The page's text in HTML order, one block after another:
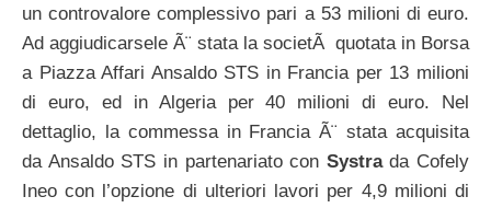
un controvalore complessivo pari a 53 milioni di euro.
Ad aggiudicarsele Ã¨ stata la societÃ quotata in Borsa
a Piazza Affari Ansaldo STS in Francia per 13 milioni
di euro, ed in Algeria per 40 milioni di euro. Nel
dettaglio, la commessa in Francia Ã¨ stata acquisita
da Ansaldo STS in partenariato con Systrada Cofely
Ineo con l’opzione di ulteriori lavori per 4,9 milioni di